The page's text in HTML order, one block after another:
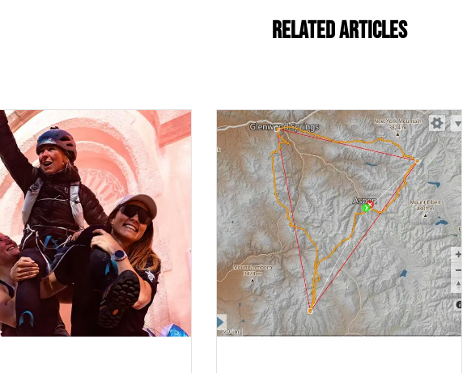
Related Articles